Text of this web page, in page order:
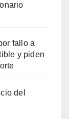
fallo a
y piden
del